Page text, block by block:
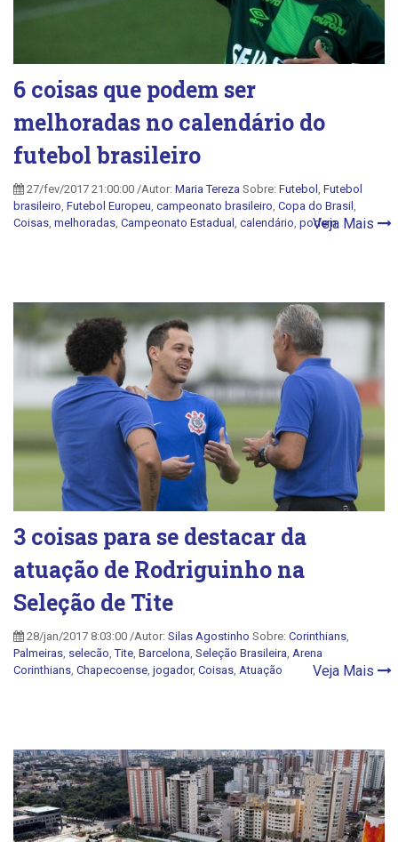
6 coisas que podem ser
melhoradas no calendário do
futebol brasileiro
27/fev/2017 21:00:00 /Autor: Maria Tereza Sobre: Futebol , Futebol
brasileiro, Futebol Europeu, campeonato brasileiro, Copa do Brasil ,
Coisas, melhoradas, Campeonato Estadual , calendário, podem
Veja Mais
3 coisas para se destacar da
atuação de Rodriguinho na
Seleção de Tite
28/jan/2017 8:03:00 /Autor: Silas Agostinho Sobre: Corinthians,
Palmeiras, selecão,Tite, Barcelona, Seleção Brasileira, Arena
Corinthians, Chapecoense, jogador, Coisas, Atuação Veja Mais